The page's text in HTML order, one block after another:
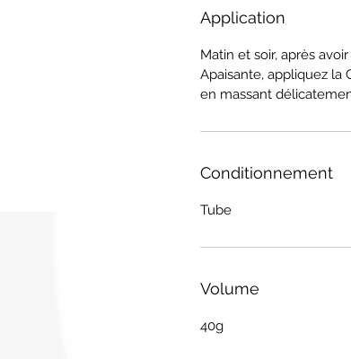
Application
Matin et soir, après
Apaisante, appliquez la
en massant
Conditionnement
Tube
Volume
40g